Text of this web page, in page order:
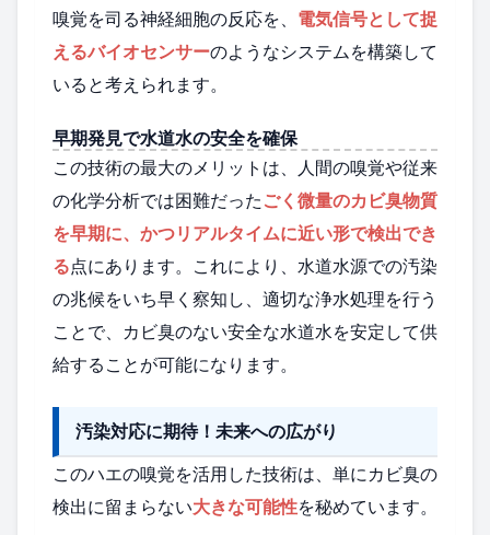
嗅覚を司る神経細胞の反応を、 電気信号として捉
えるバイオセンサーのようなシステムを構築して
いると考えられます。
早期発見で水道水の安全を確保
この技術の最大のメリットは、人間の嗅覚や従来
の化学分析では困難だったごく微量のカビ臭物質
を早期に、かつリアルタイムに近い形で検出でき
る点にあります。これにより、水道水源での汚染
の兆候をいち早く察知し、適切な浄水処理を行う
ことで、カビ臭のない安全な水道水を安定して供
給することが可能になります。
汚染対応に期待！未来への広がり
このハエの嗅覚を活用した技術は、単にカビ臭の
検出に留まらない大きな可能性を秘めています。